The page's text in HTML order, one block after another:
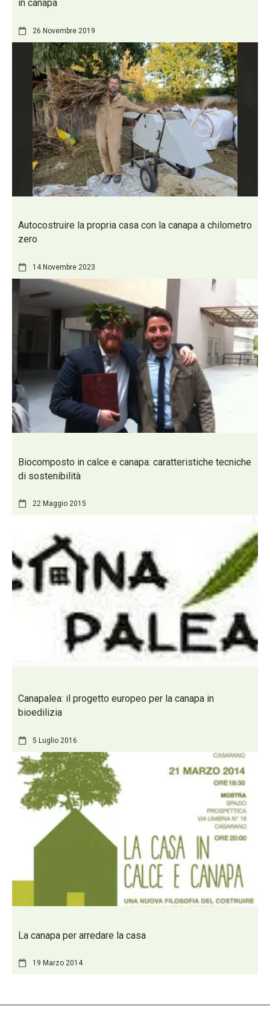
in canapa
26 Novembre 2019
Autocostruire la propria casa con la canapa a chilometro
zero
14 Novembre 2023
Biocomposto in calce e canapa: caratteristiche tecniche
di sostenibilità
22 Maggio 2015
Canapalea: il progetto europeo per la canapa in
bioedilizia
5 Luglio 2016
La canapa per arredare la casa
19 Marzo 2014